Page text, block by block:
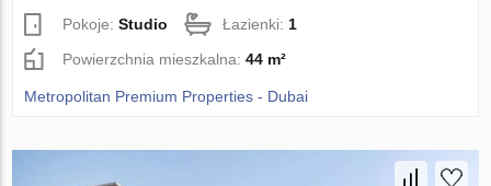
Pokoje:Studio Łazienki: 1
Powierzchnia mieszkalna:44 m²
Metropolitan Premium Properties - Dubai